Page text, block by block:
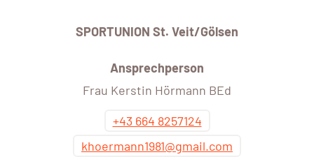
SPORTUNION St. Veit/Gölsen
Ansprechperson
Frau Kerstin Hörmann BEd
+43 664 8257124
khoermann1981@gmail.com